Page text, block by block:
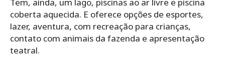
coberta aquecida. E oferece opções de esportes,
lazer, aventura, com recreação para crianças,
contato com animais da fazenda e apresentação
teatral.